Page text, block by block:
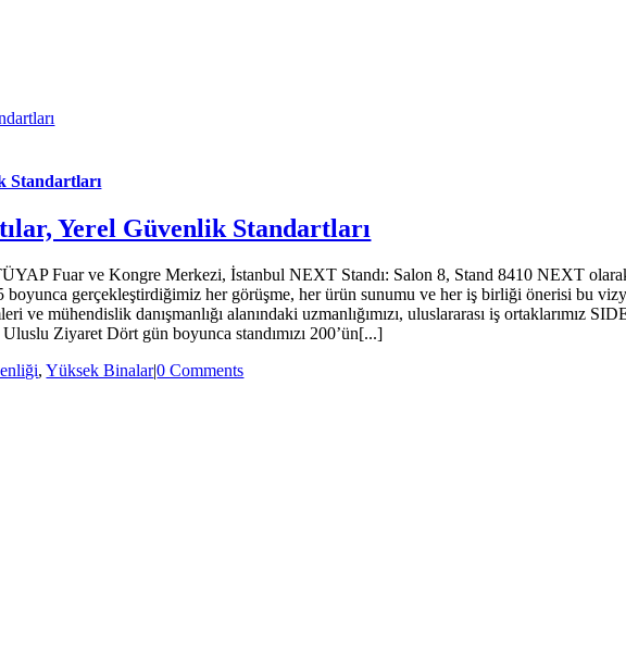
Standartları
Yerel Güvenlik Standartları
Fuar ve Kongre Merkezi, İstanbul NEXT Standı: Salon 8, Stand 8410 NEXT
gerçekleştirdiğimiz her görüşme, her ürün sunumu ve her iş birliği önerisi bu
mühendislik danışmanlığı alanındaki uzmanlığımızı, uluslararası iş ortaklarımız
Ziyaret Dört gün boyunca standımızı 200’ün[...]
,Yüksek Binalar|0 Comments